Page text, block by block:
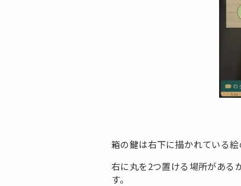
箱の鍵は右下に描かれている
右に丸を2つ置ける場所がある
す。